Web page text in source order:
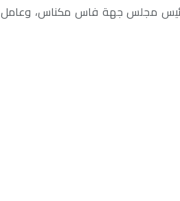
ورئيس مجلس جهة فاس مكناس،